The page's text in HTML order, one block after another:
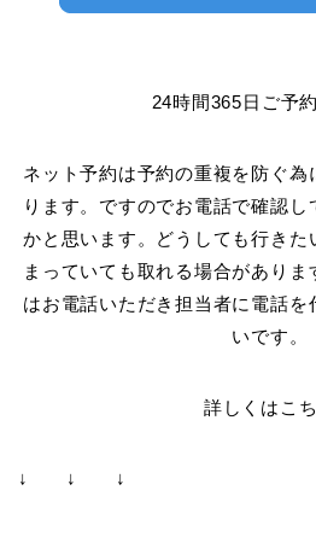
24時間365日ご予
ネット予約は予約の重複を防ぐ為
ります。ですのでお電話で確認
かと思います。どうしても行きた
まっていても取れる場合があり
はお電話いただき担当者に電話を
いです。
詳しくはこ
↓ ↓ ↓